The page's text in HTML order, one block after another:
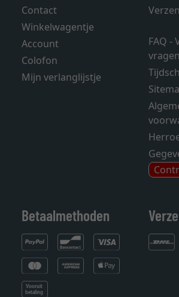
Contact
Winkelwagentje
Account
Colofon
Mijn verlanglijstje
FAQ -
vragen
Betaalmethoden